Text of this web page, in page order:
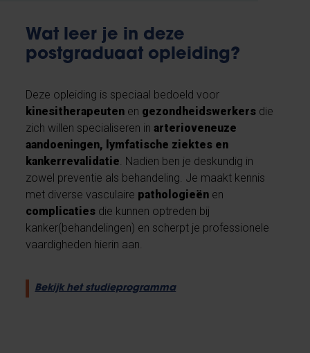
Wat leer je in deze
postgraduaat opleiding?
Deze opleiding is speciaal bedoeld voor
kinesitherapeuten en gezondheidswerkers die
zich willen specialiseren inarterioveneuze
aandoeningen, lymfatische ziektes en
kankerrevalidatie. Nadien ben je deskundig in
zowel preventie als behandeling. Je maakt kennis
met diverse vasculaire pathologieën en
complicaties die kunnen optreden bij
kanker(behandelingen) en scherpt je professionele
vaardigheden hierin aan.
Bekijk het studieprogramma